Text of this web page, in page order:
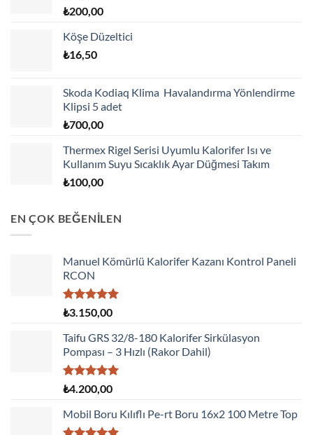
₺200,00
Köşe Düzeltici
₺16,50
Skoda Kodiaq Klima Havalandırma Yönlendirme
Klipsi 5 adet
₺700,00
Thermex Rigel Serisi Uyumlu Kalorifer Isı ve
Kullanım Suyu Sıcaklık Ayar Düğmesi Takım
₺100,00
EN ÇOK BEĞENİLEN
Manuel Kömürlü Kalorifer Kazanı Kontrol Paneli
RCON
5 üzerinden
oy
aldı
₺3.150,00
Taifu GRS 32/8-180 Kalorifer Sirkülasyon
Pompası – 3 Hızlı (Rakor Dahil)
5 üzerinden
oy
aldı
₺4.200,00
Mobil Boru Kılıflı Pe-rt Boru 16x2 100 Metre Top